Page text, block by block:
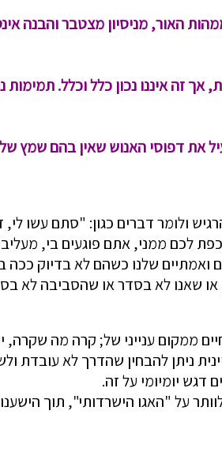
האור, מניסיון מצטבר והבנה
זה איננו נכון כלל וכלל.
את דפוסי האנוש שאין בהם
ולומר דברים כגון: "סתם עשו לי,
לכם ממני, אתם פוגעים בי,
ואמתיים שלנו כשהם לא בדיוק
או שאנו לא בסדר או שהסביבה לא
ממקום ענייני של; קרה מה
ניתן להבחין שהדרך לא
דגש יומיומי על זה.
על "האגו הישרדותי", תוך